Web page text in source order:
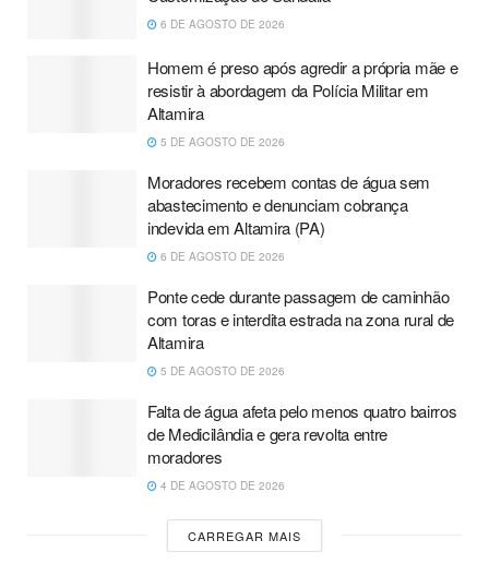
6 DE AGOSTO DE 2026
Homem é preso após agredir a própria mãe e
resistir à abordagem da Polícia Militar em
Altamira
5 DE AGOSTO DE 2026
Moradores recebem contas de água sem
abastecimento e denunciam cobrança
indevida em Altamira (PA)
6 DE AGOSTO DE 2026
Ponte cede durante passagem de caminhão
com toras e interdita estrada na zona rural de
Altamira
5 DE AGOSTO DE 2026
Falta de água afeta pelo menos quatro bairros
de Medicilândia e gera revolta entre
moradores
4 DE AGOSTO DE 2026
CARREGAR MAIS